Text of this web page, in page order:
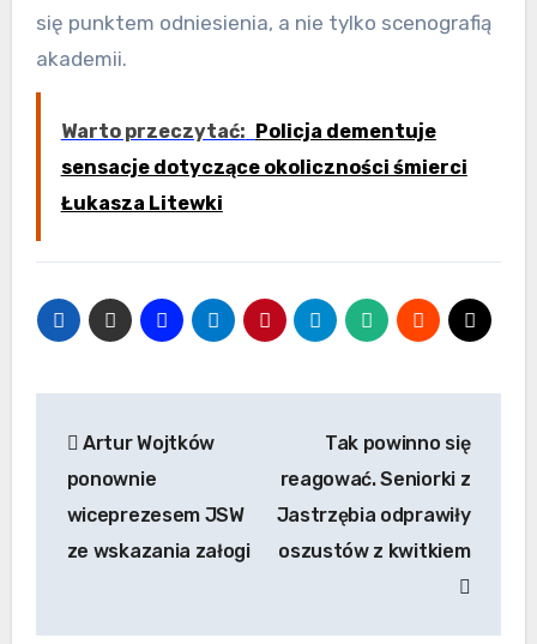
się punktem odniesienia, a nie tylko scenografią
akademii.
Warto przeczytać: Policja dementuje
sensacje dotyczące okoliczności śmierci
Łukasza Litewki
wpisu
Artur Wojtków
ponownie
wiceprezesem JSW
ze wskazania załogi
Tak powinno się
reagować. Seniorki z
Jastrzębia odprawiły
oszustów z kwitkiem